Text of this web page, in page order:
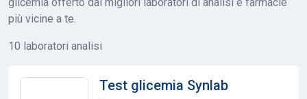
più vicine a te.
10 laboratori analisi
Test glicemia Synlab